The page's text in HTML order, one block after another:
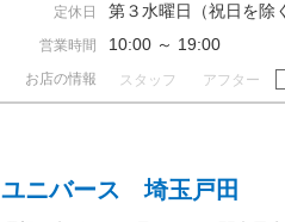
定休日 第３水曜日（祝日を除
営業時間 10:00 ～ 19:00
お店の情報 スタッフ アフター
ユニバース 埼玉戸田